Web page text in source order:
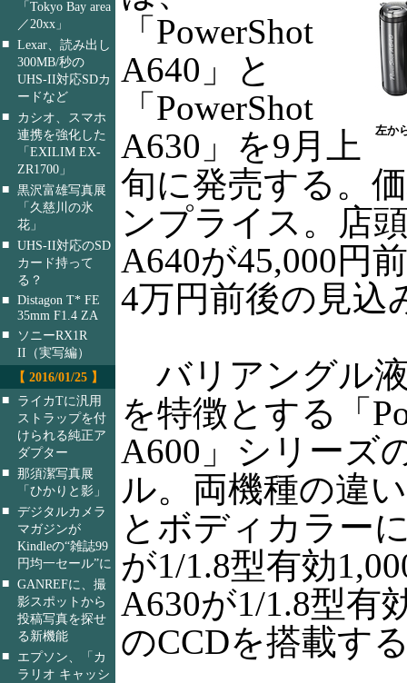
「Tokyo Bay area
／20xx」
■ Lexar、読み出し
300MB/秒の
UHS-II対応SDカ
ードなど
■
カシオ、スマホ
連携を強化した
「EXILIM EX-
ZR1700」
■ 黒沢富雄写真展
「久慈川の氷
花」
■ UHS-II対応のSD
カード持って
る？
■ Distagon T* FE
35mm F1.4 ZA
■
ソニーRX1R
II（実写編）
【 2016/01/25 】
■
ライカTに汎用
ストラップを付
けられる純正ア
ダプター
■ 那須潔写真展
「ひかりと影」
■ デジタルカメラ
マガジンが
Kindleの“雑誌99
円均一セール”に
■ GANREFに、撮
影スポットから
投稿写真を探せ
る新機能
■
エプソン、「カ
ラリオ キャッシ
左か
「PowerShot
A640」と
「PowerShot
A630」を9月上
旬に発売する。
ンプライス。店
A640が45,000円
4万円前後の見込
バリアングル
を特徴とする「
A600」シリーズ
ル。両機種の違
とボディカラー
が1/1.8型有効
A630が1/1.8型有
のCCDを搭載す